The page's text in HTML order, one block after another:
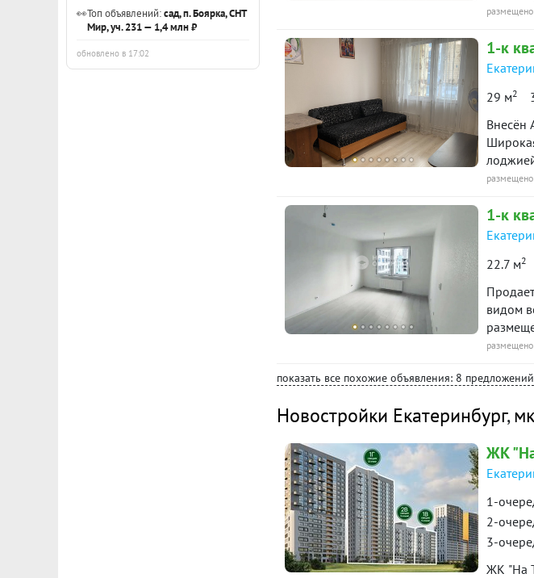
👀Топ объявлений:сад, п. Боярка, СНТ
Мир, уч. 231 — 1,4 млн ₽
обновлено в 17:02
Квартира
1-к
29 м2
Внесён
во
двор .
1-к
22.7 м2
видом
готовы
показать все похожие объявления: 8 предложений
Новостройки Екатеринбург,
ЖК
1-
2-
3-
ЖК "На